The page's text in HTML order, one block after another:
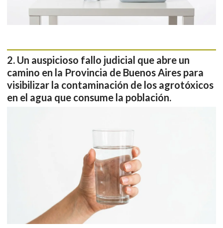
Un auspicioso fallo judicial que abre un
camino en la Provincia de Buenos Aires para
visibilizar la contaminación de los agrotóxicos
en el agua que consume la población.